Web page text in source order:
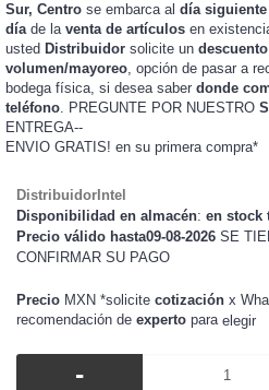
Sur, Centro se embarca al día siguiente
díade la venta de artículos en
usted Distribuidor solicite un descuento
volumen/mayoreo, opción de pasar a
bodega física, si desea saber donde
teléfono. PREGUNTE POR NUESTRO
ENTREGA--
ENVIO GRATIS! en su primera compra*
DistribuidorIntel
Disponibilidad en almacén: en stock
Precio válido hasta09-08-2026 SE
CONFIRMAR SU PAGO
Precio MXN *solicite cotización x
recomendación de experto para elegir
-